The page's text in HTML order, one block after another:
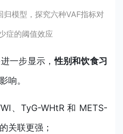
模型，探究六种VAF指标对
症的阈值效应
一步显示，性别和饮食习
响。
、TyG-WHtR 和 METS-
关联更强；